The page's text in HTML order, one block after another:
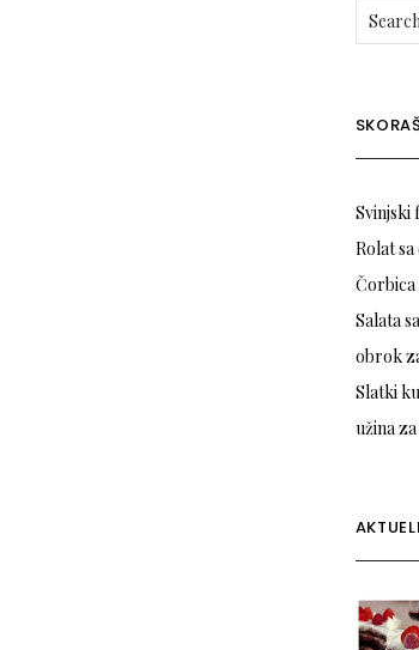
Svinjski
Rolat
Salata
obrok
Slatki
užina